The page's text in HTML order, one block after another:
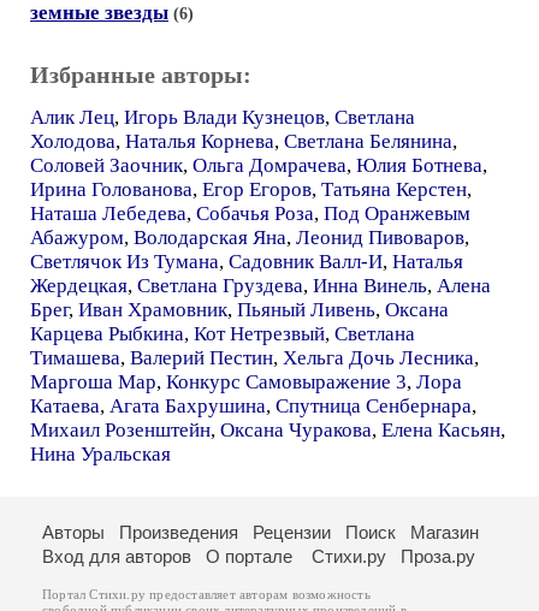
земные звезды (6)
Избранные авторы:
Алик Лец, Игорь Влади Кузнецов, Светлана
Холодова, Наталья Корнева, Светлана Белянина,
Соловей Заочник, Ольга Домрачева, Юлия Ботнева,
Ирина Голованова, Егор Егоров, Татьяна Керстен,
Наташа Лебедева, Собачья Роза, Под Оранжевым
Абажуром, Володарская Яна, Леонид Пивоваров,
Светлячок Из Тумана, Садовник Валл-И, Наталья
Жердецкая, Светлана Груздева, Инна Винель, Алена
Брег, Иван Храмовник, Пьяный Ливень, Оксана
Карцева Рыбкина, Кот Нетрезвый, Светлана
Тимашева, Валерий Пестин, Хельга Дочь Лесника,
Маргоша Мар, Конкурс Самовыражение 3, Лора
Катаева, Агата Бахрушина, Спутница Сенбернара,
Михаил Розенштейн, Оксана Чуракова, Елена Касьян,
Нина Уральская
Авторы Произведения Рецензии Поиск
Магазин
Вход для авторов
О портале Стихи.ру Проза.ру
Портал Стихи.ру предоставляет авторам возможность